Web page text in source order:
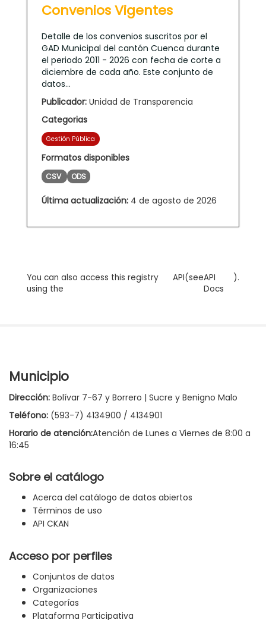
Convenios Vigentes
Detalle de los convenios suscritos por el
GAD Municipal del cantón Cuenca durante
el periodo 2011 - 2026 con fecha de corte a
diciembre de cada año. Este conjunto de
datos...
Publicador: Unidad de Transparencia
Categorias
Gestión Pública
Formatos disponibles
CSV ODS
Última actualización: 4 de agosto de 2026
You can also access this registry
using the
API(seeAPI
Docs
).
Municipio
Dirección: Bolívar 7-67 y Borrero | Sucre y Benigno Malo
Teléfono: (593-7) 4134900 / 4134901
Horario de atención:Atención de Lunes a Viernes de 8:00 a
16:45
Sobre el catálogo
Acerca del catálogo de datos abiertos
Términos de uso
API CKAN
Acceso por perfiles
Conjuntos de datos
Organizaciones
Categorías
Plataforma Participativa